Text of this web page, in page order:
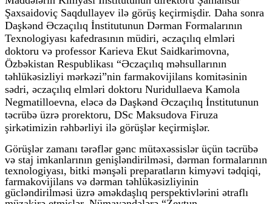
Şaxsaidoviç Saqdullayev ilə görüş keçirmişdir. Daha sonra
Daşkənd Əczaçılıq İnstitutunun Dərman Formalarının
Texnologiyası kafedrasının müdiri, əczaçılıq elmləri
doktoru və professor Karieva Ekut Saidkarimovna,
Özbəkistan Respublikası “Əczaçılıq məhsullarının
təhlükəsizliyi mərkəzi”nin farmakovijilans komitəsinin
sədri, əczaçılıq elmləri doktoru Nuridullaeva Kamola
Negmatilloevna, eləcə də Daşkənd Əczaçılıq İnstitutunun
təcrübə üzrə prorektoru, DSc Maksudova Firuza
şirkətimizin rəhbərliyi ilə görüşlər keçirmişlər.
Görüşlər zamanı tərəflər gənc mütəxəssislər üçün təcrübə
və staj imkanlarının genişləndirilməsi, dərman formalarının
texnologiyası, bitki mənşəli preparatların kimyəvi tədqiqi,
farmakovijilans və dərman təhlükəsizliyinin
gücləndirilməsi üzrə əməkdaşlıq perspektivlərini ətraflı